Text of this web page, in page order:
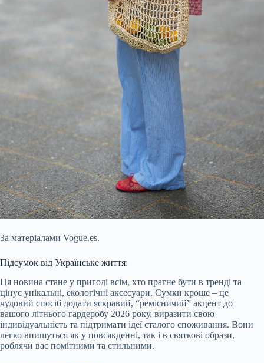
За матеріалами Vogue.es.
Підсумок від Українське життя:
Ця новина стане у пригоді всім, хто прагне бути в тренді та
цінує унікальні, екологічні аксесуари. Сумки кроше – це
чудовий спосіб додати яскравий, “ремісничий” акцент до
вашого літнього гардеробу 2026 року, виразити свою
індивідуальність та підтримати ідеї сталого споживання. Вони
легко впишуться як у повсякденні, так і в святкові образи,
роблячи вас помітними та стильними.